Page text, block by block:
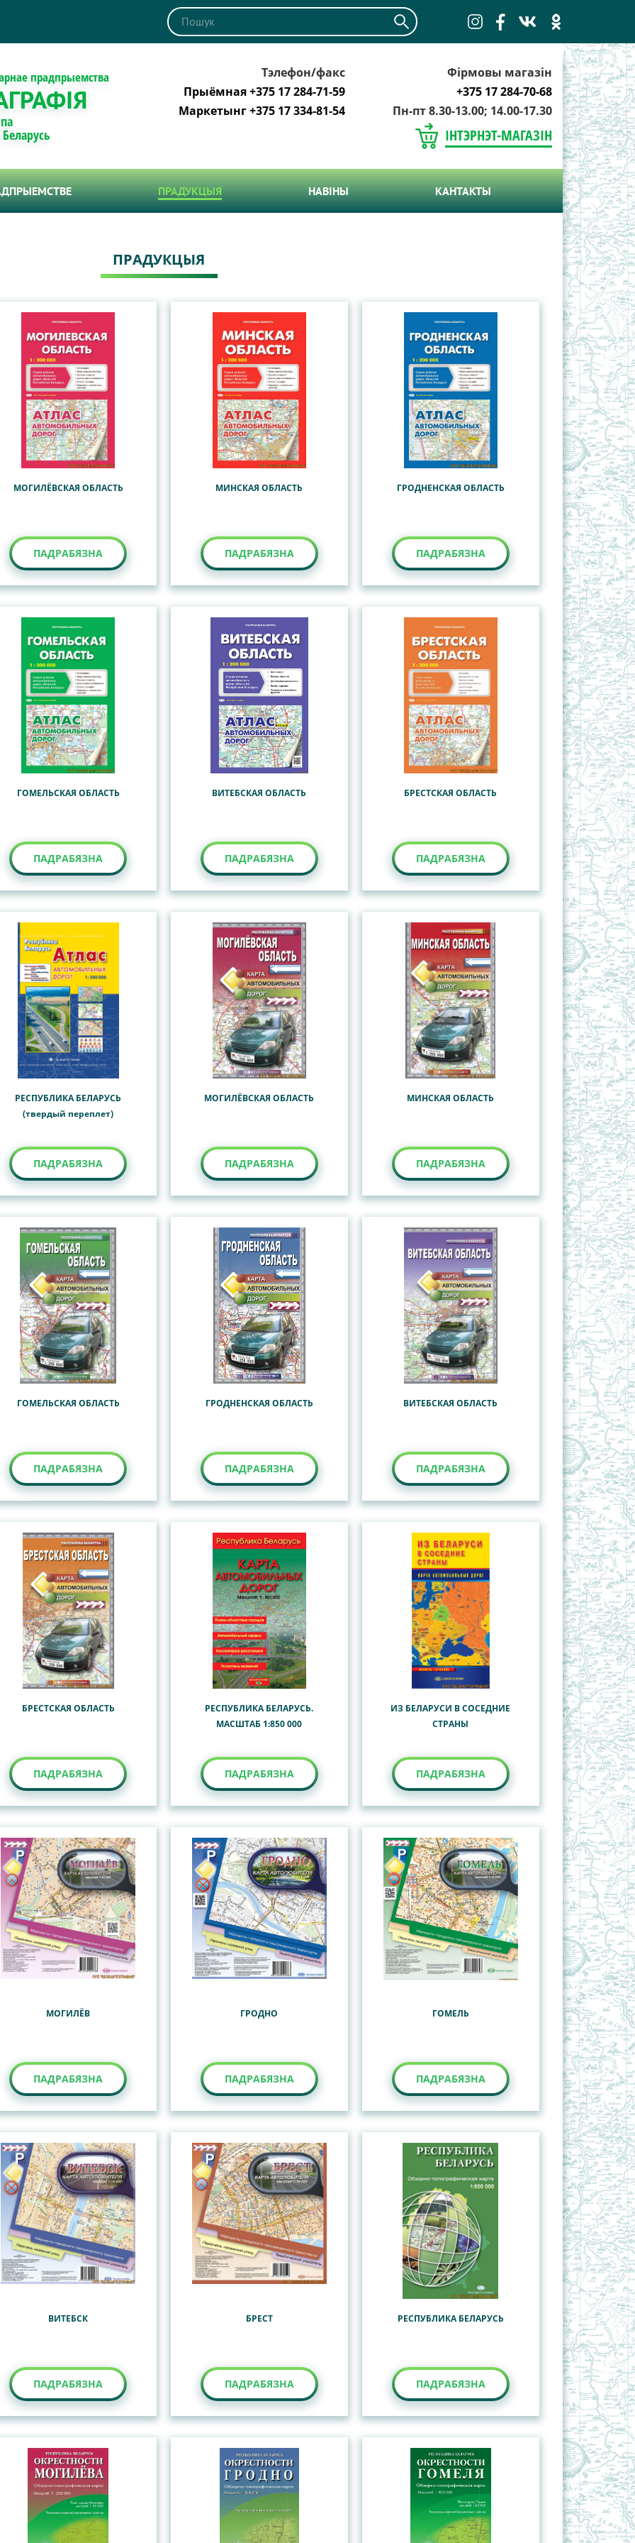
прадпрыемства
Тэлефон/факс
Прыёмная +375 17 284-71-59
Маркетынг +375 17 334-81-54
Фірмовы магазін
+375 17 284-70-68
Пн-пт 8.30-13.00; 14.00-17.30
ІНТЭРНЭТ-МАГАЗІН
ПРАДУКЦЫЯ НАВIНЫ КАНТАКТЫ
ПРАДУКЦЫЯ
МОГИЛЁВСКАЯ ОБЛАСТЬ
ПАДРАБЯЗНА
МИНСКАЯ ОБЛАСТЬ
ПАДРАБЯЗНА
ГРОДНЕНСКАЯ ОБЛАСТЬ
ПАДРАБЯЗНА
ГОМЕЛЬСКАЯ ОБЛАСТЬ
ПАДРАБЯЗНА
ВИТЕБСКАЯ ОБЛАСТЬ
ПАДРАБЯЗНА
БРЕСТСКАЯ ОБЛАСТЬ
ПАДРАБЯЗНА
РЕСПУБЛИКА БЕЛАРУСЬ
(твердый переплет)
ПАДРАБЯЗНА
МОГИЛЁВСКАЯ ОБЛАСТЬ
ПАДРАБЯЗНА
МИНСКАЯ ОБЛАСТЬ
ПАДРАБЯЗНА
ГОМЕЛЬСКАЯ ОБЛАСТЬ
ПАДРАБЯЗНА
ГРОДНЕНСКАЯ ОБЛАСТЬ
ПАДРАБЯЗНА
ВИТЕБСКАЯ ОБЛАСТЬ
ПАДРАБЯЗНА
БРЕСТСКАЯ ОБЛАСТЬ
ПАДРАБЯЗНА
РЕСПУБЛИКА БЕЛАРУСЬ.
МАСШТАБ 1:850 000
ПАДРАБЯЗНА
ИЗ БЕЛАРУСИ В СОСЕДНИЕ
СТРАНЫ
ПАДРАБЯЗНА
МОГИЛЁВ
ПАДРАБЯЗНА
ГРОДНО
ПАДРАБЯЗНА
ГОМЕЛЬ
ПАДРАБЯЗНА
ВИТЕБСК
ПАДРАБЯЗНА
БРЕСТ
ПАДРАБЯЗНА
РЕСПУБЛИКА БЕЛАРУСЬ
ПАДРАБЯЗНА